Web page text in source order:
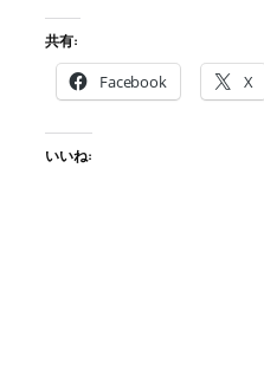
共有:
Facebook X
いいね: